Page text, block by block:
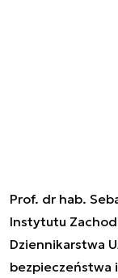
Prof. dr hab.
Instytutu
Dziennikarstwa
bezpieczeństwa